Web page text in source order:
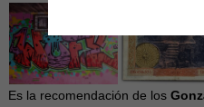
Es la recomendación de los